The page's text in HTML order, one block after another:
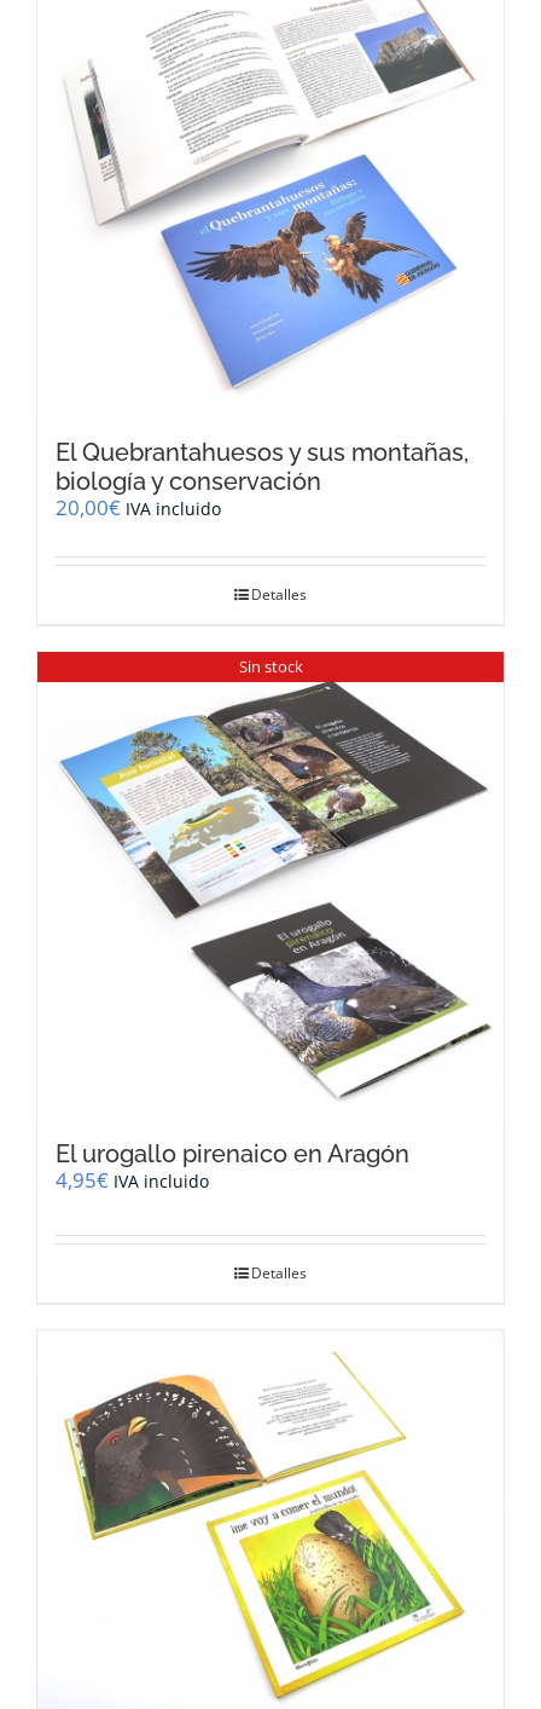
El Quebrantahuesos y sus montañas,
biología y conservación
20,00€ IVA incluido
Detalles
Sin stock
El urogallo pirenaico en Aragón
4,95€ IVA incluido
Detalles